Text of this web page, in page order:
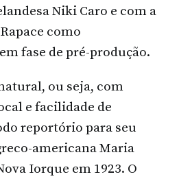
Niki Caro e com a
como
fase de pré-produção.
ou seja, com
e facilidade de
reportório para seu
americana Maria
Iorque em 1923. O